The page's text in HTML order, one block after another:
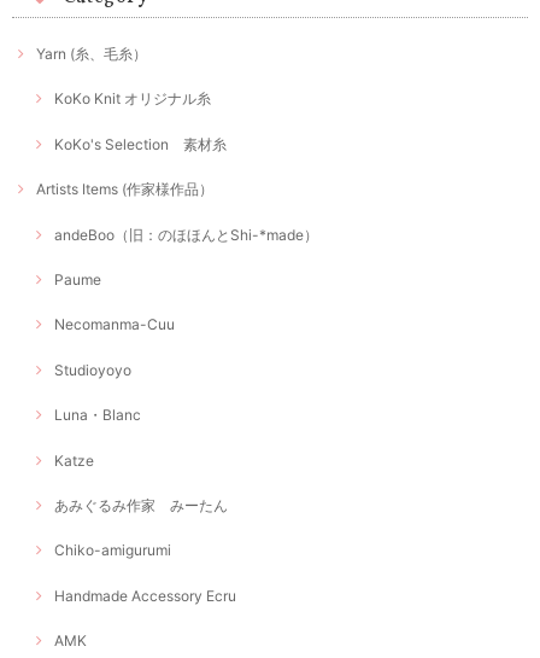
Yarn (糸、毛糸）
KoKo Knit オリジナル糸
KoKo's Selection 素材糸
Artists Items (作家様作品）
andeBoo（旧：のほほんとShi-*made）
Paume
Necomanma-Cuu
Studioyoyo
Luna・Blanc
Katze
あみぐるみ作家 みーたん
Chiko-amigurumi
Handmade Accessory Ecru
AMK